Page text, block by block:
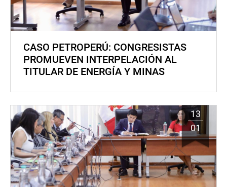
CASO PETROPERÚ: CONGRESISTAS
PROMUEVEN INTERPELACIÓN AL
TITULAR DE ENERGÍA Y MINAS
13
01